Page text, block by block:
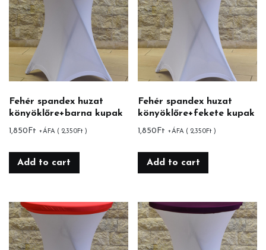
Fehér spandex huzat
könyöklőre+barna kupak
1,850 Ft +ÁFA ( 2,350Ft )
Add to cart
Fehér spandex huzat
könyöklőre+fekete kupak
1,850 Ft +ÁFA ( 2,350Ft )
Add to cart